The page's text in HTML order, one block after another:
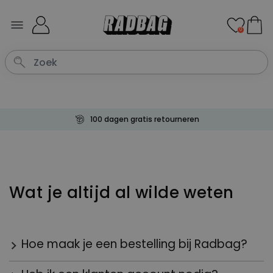
0
100 dagen gratis retourneren
Wat je altijd al wilde weten
Hoe maak je een bestelling bij Radbag?
Heel gemakkelijk! Stop alles wat je hartje begeert